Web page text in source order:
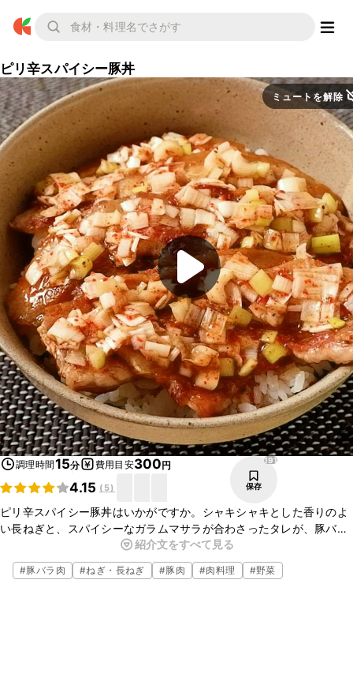
ピリ辛スパイシー豚丼
ミュートを解除
調理時間15分 費用目安300円
4.15 ( 5)
191
保存
ピリ辛スパイシー豚丼はいかがですか。シャキシャキとした香りのよ
い長ねぎと、スパイシーなガラムマサラが合わさったタレが、豚バラ
肉とよく合いとってもおいしいですよ。簡単に作ることができるの
で、ぜひお試しください。
紹介文をすべて見る
#豚バラ肉 #ねぎ・長ねぎ #豚肉 #肉料理 #野菜